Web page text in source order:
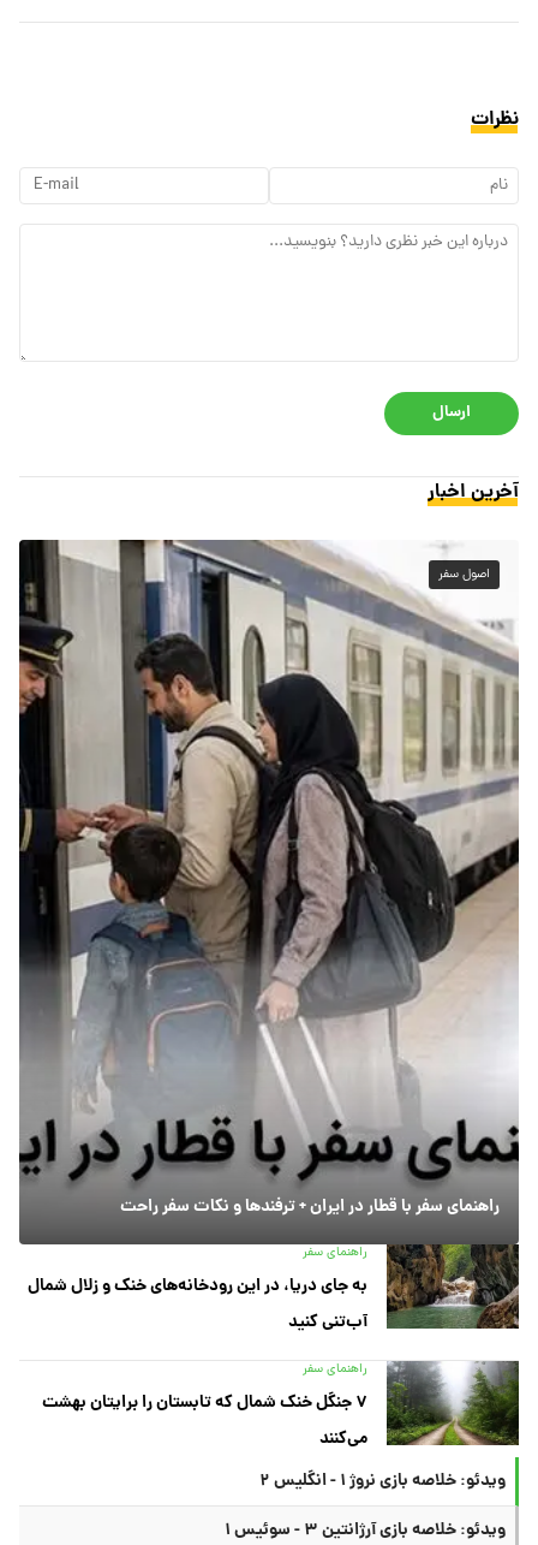
نظرات
ارسال
آخرین اخبار
اصول سفر
راهنمای سفر با قطار در ایران + ترفندها و نکات سفر راحت
راهنمای سفر
به جای دریا، در این رودخانه‌های خنک و زلال شمال
آب‌تنی کنید
راهنمای سفر
۷ جنگل خنک شمال که تابستان را برایتان بهشت
می‌کنند
ویدئو: خلاصه بازی نروژ ۱ - انگلیس ۲
ویدئو: خلاصه بازی آرژانتین ۳ - سوئیس ۱